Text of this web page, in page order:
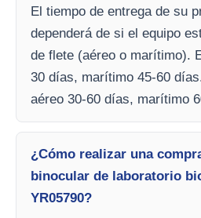
El tiempo de entrega de su
dependerá de si el equipo
de flete (aéreo o marítimo).
30 días, marítimo 45-60
aéreo 30-60 días, marítimo
¿Cómo realizar una
binocular de laboratorio
YR05790?